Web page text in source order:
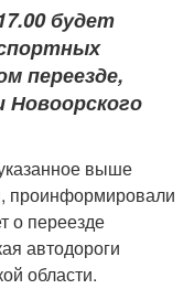
будет
переезде,
выше
проинформировали
о переезде
автодороги
области.